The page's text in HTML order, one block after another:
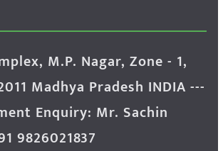
M.P. Nagar, Zone - 1,
Madhya Pradesh INDIA ---
Enquiry: Mr. Sachin
9826021837